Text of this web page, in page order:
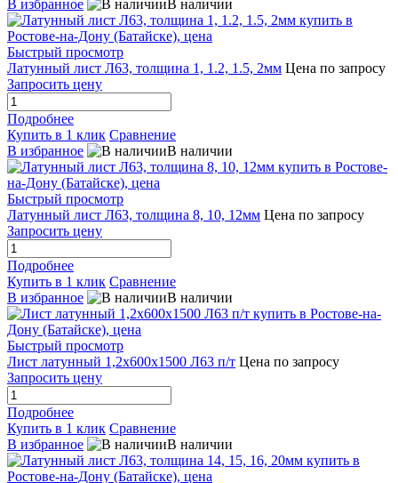
В избранное В наличии
Быстрый просмотр
Латунный лист Л63, толщина 1, 1.2, 1.5, 2мм Цена по запросу
Запросить цену
Подробнее
Купить в 1 клик Сравнение
В избранное
В наличии
Быстрый просмотр
Латунный лист Л63, толщина 8, 10, 12мм Цена по запросу
Запросить цену
Подробнее
Купить в 1 клик Сравнение
В избранное
В наличии
Быстрый просмотр
Лист латунный 1,2х600х1500 Л63 п/т Цена по запросу
Запросить цену
Подробнее
Купить в 1 клик Сравнение
В избранное
В наличии